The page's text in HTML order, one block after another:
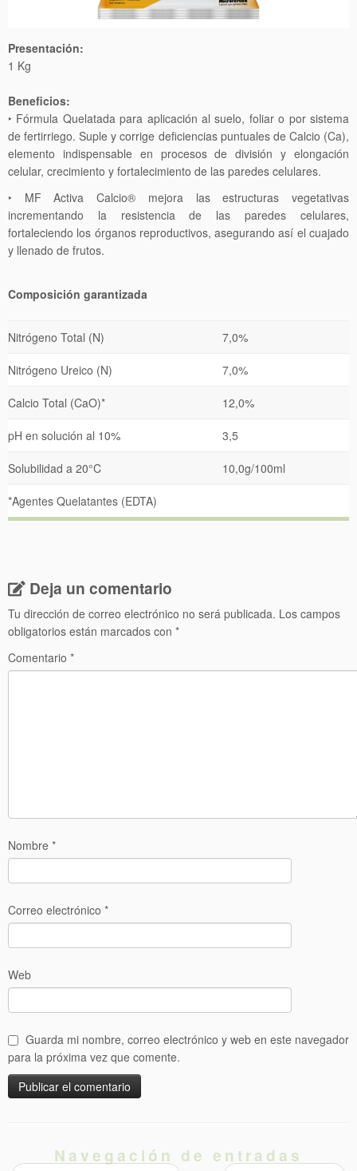
Presentación:
1 Kg
Beneficios:
‣ Fórmula Quelatada para aplicación al suelo, foliar o por sistema
de fertirriego. Suple y corrige deficiencias puntuales de Calcio (Ca),
elemento indispensable en procesos de división y elongación
celular, crecimiento y fortalecimiento de las paredes celulares.
‣ MF Activa Calcio® mejora las estructuras vegetativas
incrementando la resistencia de las paredes celulares,
fortaleciendo los órganos reproductivos, asegurando así el cuajado
y llenado de frutos.
Composición garantizada
Nitrógeno Total (N) 7,0%
Nitrógeno Ureico (N) 7,0%
Calcio Total (CaO)* 12,0%
pH en solución al 10% 3,5
Solubilidad a 20°C 10,0g/100ml
*Agentes Quelatantes (EDTA)
Deja un comentario
Tu dirección de correo electrónico no será publicada. Los campos
obligatorios están marcados con *
Comentario *
Nombre *
Correo electrónico *
Web
Guarda mi nombre, correo electrónico y web en este navegador
para la próxima vez que comente.
Navegación de entradas